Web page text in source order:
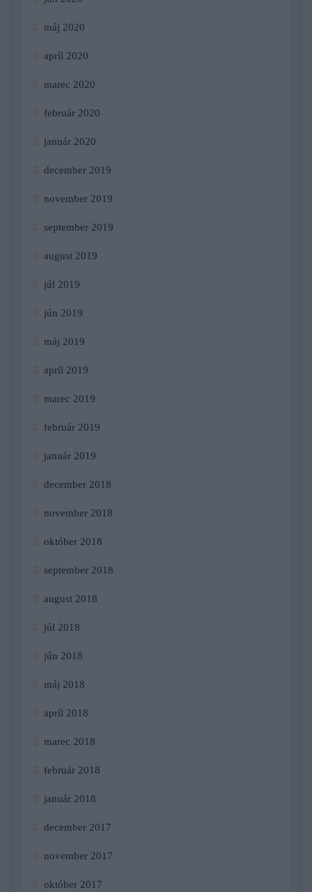
máj 2020
apríl 2020
marec 2020
február 2020
január 2020
december 2019
november 2019
september 2019
august 2019
júl 2019
jún 2019
máj 2019
apríl 2019
marec 2019
február 2019
január 2019
december 2018
november 2018
október 2018
september 2018
august 2018
júl 2018
jún 2018
máj 2018
apríl 2018
marec 2018
február 2018
január 2018
december 2017
november 2017
október 2017